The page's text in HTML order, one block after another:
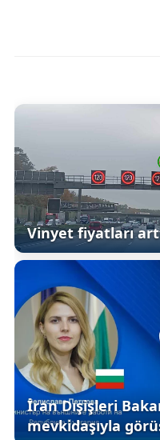
Vinyet fiyatları
İran Dışişleri
mevkidaşıyla